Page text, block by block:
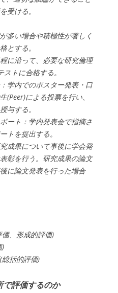
受ける。
多い場合や積極性が著しく
とする。
に沿って、必要な研究倫理
トに合格する。
学内でのポスター発表・口
(Peer)による投票を行い、
与する。
ート：学内発表会で指摘さ
トを提出する。
成果について事後に学会発
彰を行う。研究成果の論文
に論文発表を行った場合
価、形成的評価)
)
総括的評価)
評価するのか